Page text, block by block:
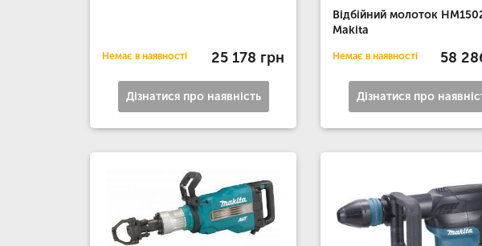
Немає в наявності 25 178 грн
Дізнатися про наявність
Відбійний молоток
Makita
Немає в наявності 58
Дізнатися про